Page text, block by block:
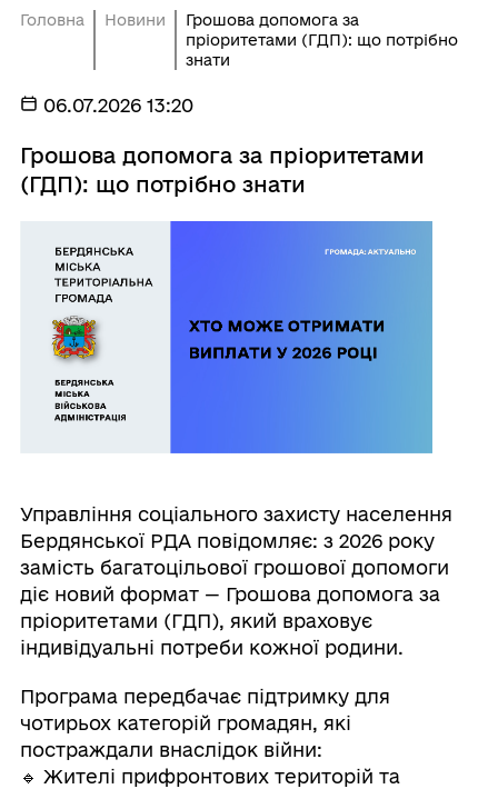
Головна Новини
Грошова допомога за
пріоритетами (ГДП): що потрібно
знати
06.07.2026 13:20
Грошова допомога за пріоритетами
(ГДП): що потрібно знати
Управління соціального захисту населення
Бердянської РДА повідомляє: з 2026 року
замість багатоцільової грошової допомоги
діє новий формат — Грошова допомога за
пріоритетами (ГДП), який враховує
індивідуальні потреби кожної родини.
Програма передбачає підтримку для
чотирьох категорій громадян, які
постраждали внаслідок війни:
🔹 Жителі прифронтових територій та